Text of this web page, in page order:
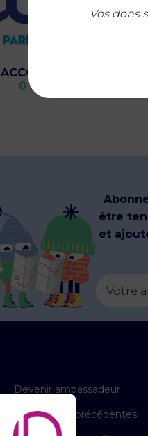
ACCOLADE
0 km
Vos dons
être
et
Votre
Devenir ambassadeur
Les éditions précédentes